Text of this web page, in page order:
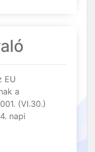
EU
a
(VI.30.)
napi